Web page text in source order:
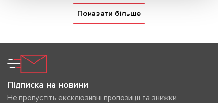
Показати більше
Підписка на новини
Не пропустіть ексклюзивні пропозиції та знижки